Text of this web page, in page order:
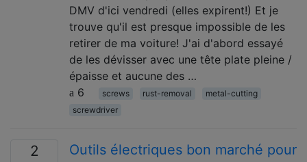
DMV d'ici vendredi (elles expirent!) Et je
trouve qu'il est presque impossible de les
retirer de ma voiture! J'ai d'abord essayé
de les dévisser avec une tête plate pleine /
épaisse et aucune des …
6
screws rust-removal
metal-cutting
screwdriver
2 Outils électriques bon marché pour